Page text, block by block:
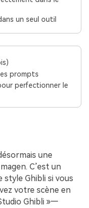
un seul outil
prompts
perfectionner le
une
C’est un
Ghibli si vous
votre scène en
Ghibli »—